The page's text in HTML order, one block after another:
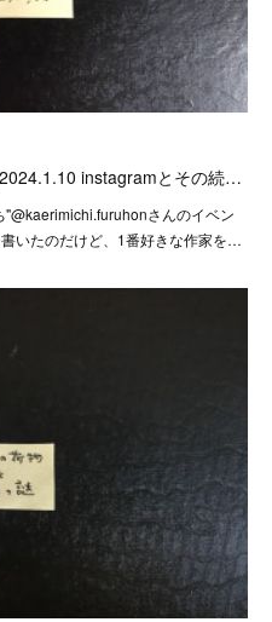
instagramとその続…
さんのイベン
いたのだけど、1番好きな作家を…